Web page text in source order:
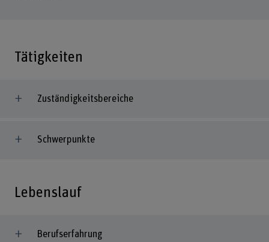
Tätigkeiten
Zuständigkeitsbereiche
Schwerpunkte
Lebenslauf
Berufserfahrung